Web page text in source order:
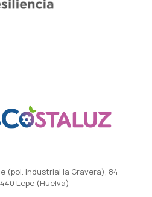
(pol. Industrial la Gravera), 84
Lepe (Huelva)